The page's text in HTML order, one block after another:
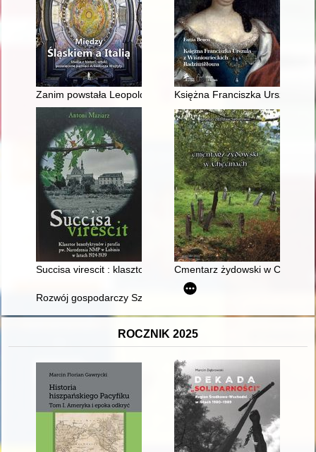
Zanim powstała Leopoldina : nieznane rysunki ze zbiorów
Księżna Franciszka Urszula z
Succisa virescit : klasztor benedyktynów i parafia pw.
Cmentarz żydowski w
Rozwój gospodarczy Szczytna w XIX i XX wieku (do 1945
ROCZNIK 2025